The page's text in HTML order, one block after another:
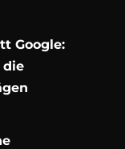
Google:
die